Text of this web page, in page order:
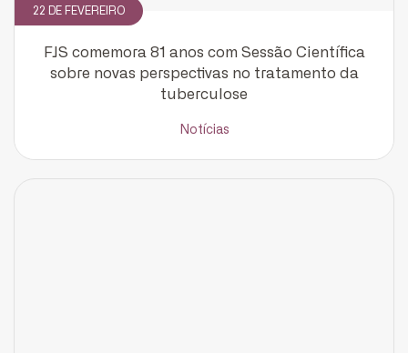
22 DE FEVEREIRO
FJS comemora 81 anos com Sessão Científica
sobre novas perspectivas no tratamento da
tuberculose
Notícias
CADASTRE-SE
receba notícias da Fundação José
Silveira em seu e-mail.